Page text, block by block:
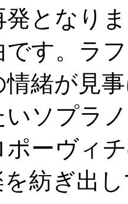
となり
です。ラ
情緒が見
いソプラ
ポーヴィ
紡ぎ出